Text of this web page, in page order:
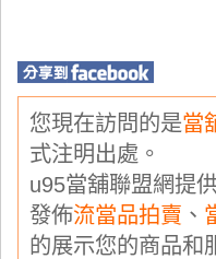
您現在訪問的是當
式注明出處。
u95當舖聯盟網提
發佈流當品拍賣 、
的展示您的商品和